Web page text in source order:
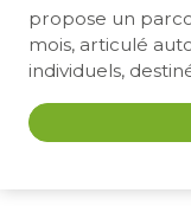
propose un
mois, articulé
individuels,